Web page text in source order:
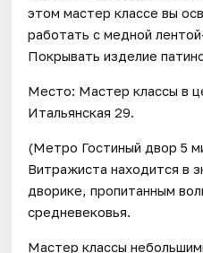
этом мастер классе вы
работать с медной
Покрывать изделие
Место: Мастер классы в
Итальянская 29.
(Метро Гостиный двор 5
Витражиста находится в
дворике, пропитанным
средневековья.
Мастер классы